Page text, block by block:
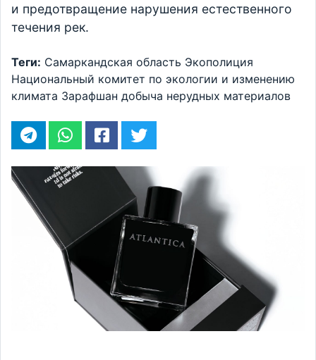
и предотвращение нарушения естественного
течения рек.
Теги: Самаркандская область Экополиция
Национальный комитет по экологии и изменению
климата Зарафшан добыча нерудных материалов